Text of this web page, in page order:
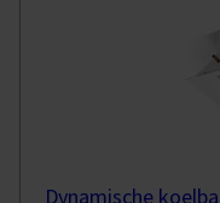
Dynamische